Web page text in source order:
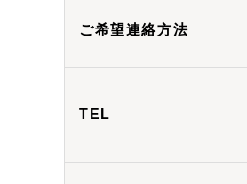
ご希望連絡方法
TEL